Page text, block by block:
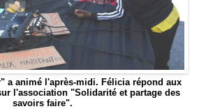
a animé l'après-midi. Félicia répond aux
l'association "Solidarité et partage des
savoirs faire".